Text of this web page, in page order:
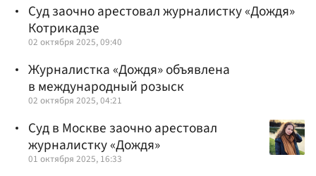
Суд заочно арестовал журналистку «Дождя»
Котрикадзе
02 октября 2025, 09:40
Журналистка «Дождя» объявлена
в международный розыск
02 октября 2025, 04:21
Суд в Москве заочно арестовал
журналистку «Дождя»
01 октября 2025, 16:33